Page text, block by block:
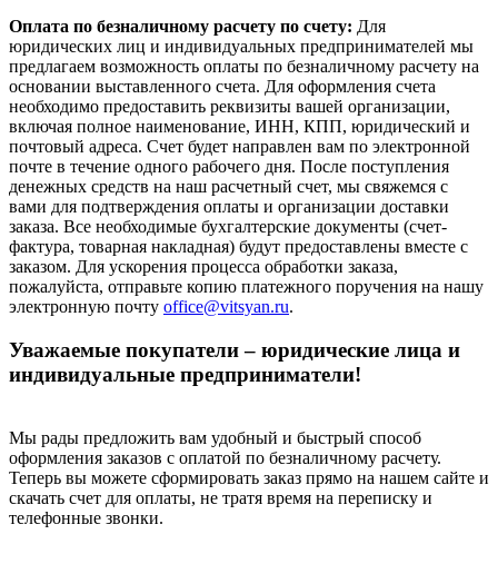
Оплата по безналичному расчету по счету: Для
юридических лиц и индивидуальных предпринимателей мы
предлагаем возможность оплаты по безналичному расчету на
основании выставленного счета. Для оформления счета
необходимо предоставить реквизиты вашей организации,
включая полное наименование, ИНН, КПП, юридический и
почтовый адреса. Счет будет направлен вам по электронной
почте в течение одного рабочего дня. После поступления
денежных средств на наш расчетный счет, мы свяжемся с
вами для подтверждения оплаты и организации доставки
заказа. Все необходимые бухгалтерские документы (счет-
фактура, товарная накладная) будут предоставлены вместе с
заказом. Для ускорения процесса обработки заказа,
пожалуйста, отправьте копию платежного поручения на нашу
электронную почту office@vitsyan.ru.
Уважаемые покупатели – юридические лица и
индивидуальные предприниматели!
Мы рады предложить вам удобный и быстрый способ
оформления заказов с оплатой по безналичному расчету.
Теперь вы можете сформировать заказ прямо на нашем сайте и
скачать счет для оплаты, не тратя время на переписку и
телефонные звонки.